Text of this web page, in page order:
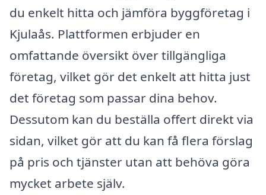
du enkelt hitta och jämföra byggföretag i
Kjulaås. Plattformen erbjuder en
omfattande översikt över tillgängliga
företag, vilket gör det enkelt att hitta just
det företag som passar dina behov.
Dessutom kan du beställa offert direkt via
sidan, vilket gör att du kan få flera förslag
på pris och tjänster utan att behöva göra
mycket arbete själv.